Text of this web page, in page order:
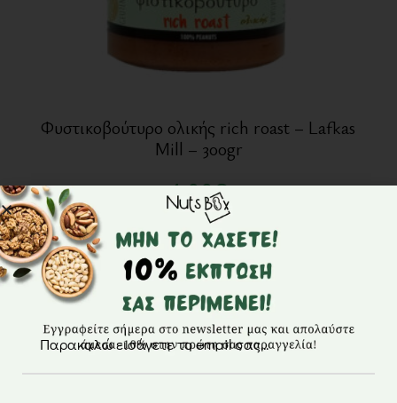
Φυστικοβούτυρο ολικής rich roast – Lafkas
Mill – 300gr
4,00€
Μη διαθέσιμο